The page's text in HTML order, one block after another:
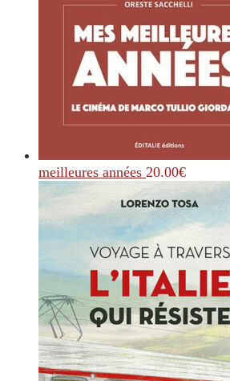
meilleures années 20.00€